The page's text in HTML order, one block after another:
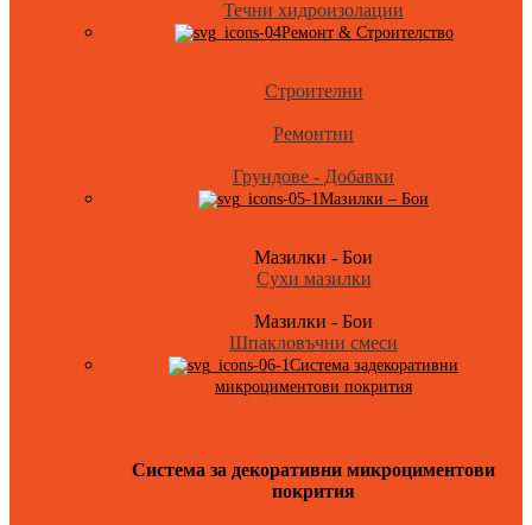
Течни хидроизолации
Ремонт & Строителство
Строителни
Ремонтни
Грундове - Добавки
Мазилки – Бои
Мазилки - Бои
Сухи мазилки
Мазилки - Бои
Шпакловъчни смеси
Система задекоративни
микроциментови покрития
Система за декоративни микроциментови
покрития